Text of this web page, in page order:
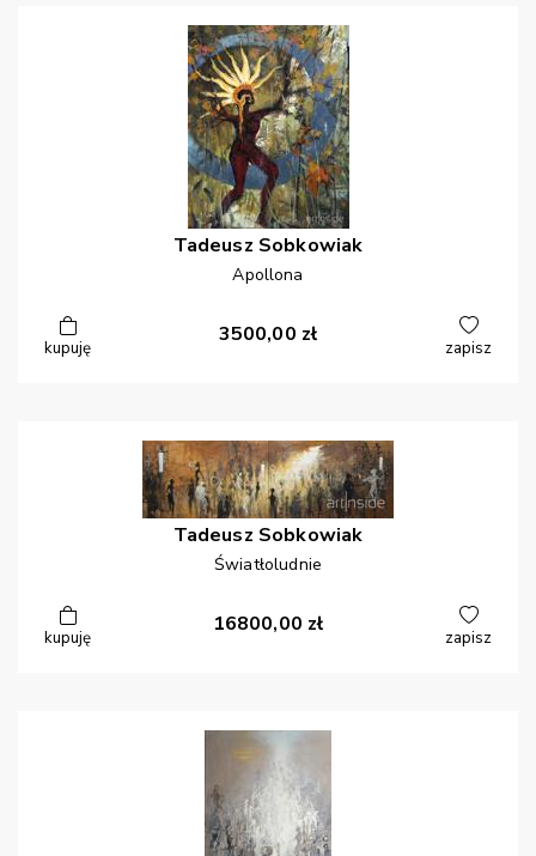
Tadeusz Sobkowiak
Apollona
kupuję
3500,00 zł
zapisz
Tadeusz Sobkowiak
Światłoludnie
kupuję
16800,00 zł
zapisz